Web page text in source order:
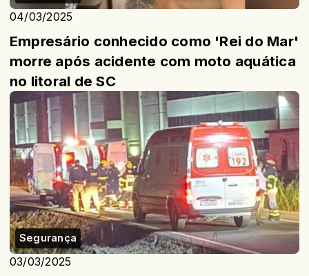
04/03/2025
Empresário conhecido como 'Rei do Mar'
morre após acidente com moto aquática
no litoral de SC
Segurança
03/03/2025